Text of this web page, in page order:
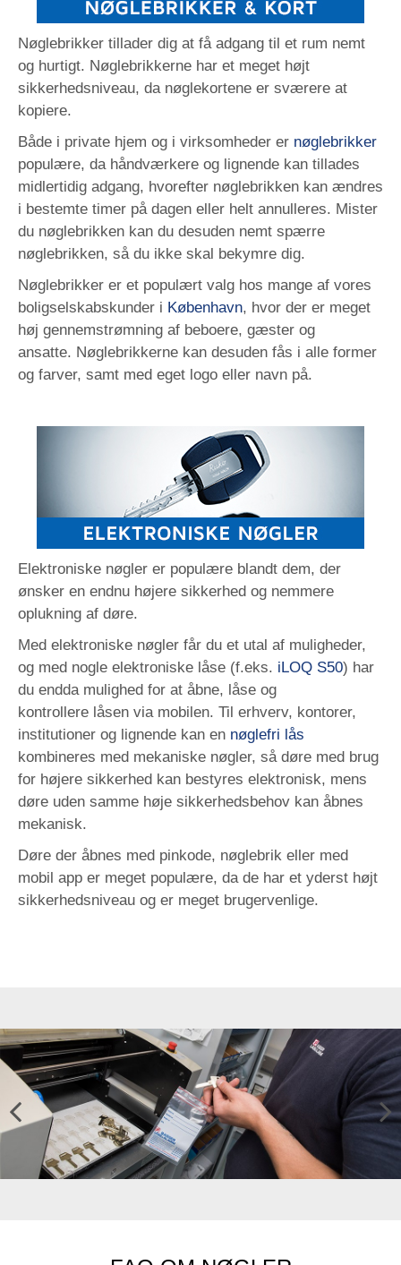
Nøglebrikker tillader dig at få adgang til et rum nemt
og hurtigt. Nøglebrikkerne har et meget højt
sikkerhedsniveau, da nøglekortene er sværere at
kopiere.
Både i private hjem og i virksomheder er nøglebrikker
populære, da håndværkere og lignende kan tillades
midlertidig adgang, hvorefter nøglebrikken kan ændres
i bestemte timer på dagen eller helt annulleres. Mister
du nøglebrikken kan du desuden nemt spærre
nøglebrikken, så du ikke skal bekymre dig.
Nøglebrikker er et populært valg hos mange af vores
boligselskabskunder i København, hvor der er meget
høj gennemstrømning af beboere, gæster og
ansatte. Nøglebrikkerne kan desuden fås i alle former
og farver, samt med eget logo eller navn på.
Elektroniske nøgler er populære blandt dem, der
ønsker en endnu højere sikkerhed og nemmere
oplukning af døre.
Med elektroniske nøgler får du et utal af muligheder,
og med nogle elektroniske låse (f.eks. iLOQ S50) har
du endda mulighed for at åbne, låse og
kontrollere låsen via mobilen. Til erhverv, kontorer,
institutioner og lignende kan en nøglefri lås
kombineres med mekaniske nøgler, så døre med brug
for højere sikkerhed kan bestyres elektronisk, mens
døre uden samme høje sikkerhedsbehov kan åbnes
mekanisk.
Døre der åbnes med pinkode, nøglebrik eller med
mobil app er meget populære, da de har et yderst højt
sikkerhedsniveau og er meget brugervenlige.
Next